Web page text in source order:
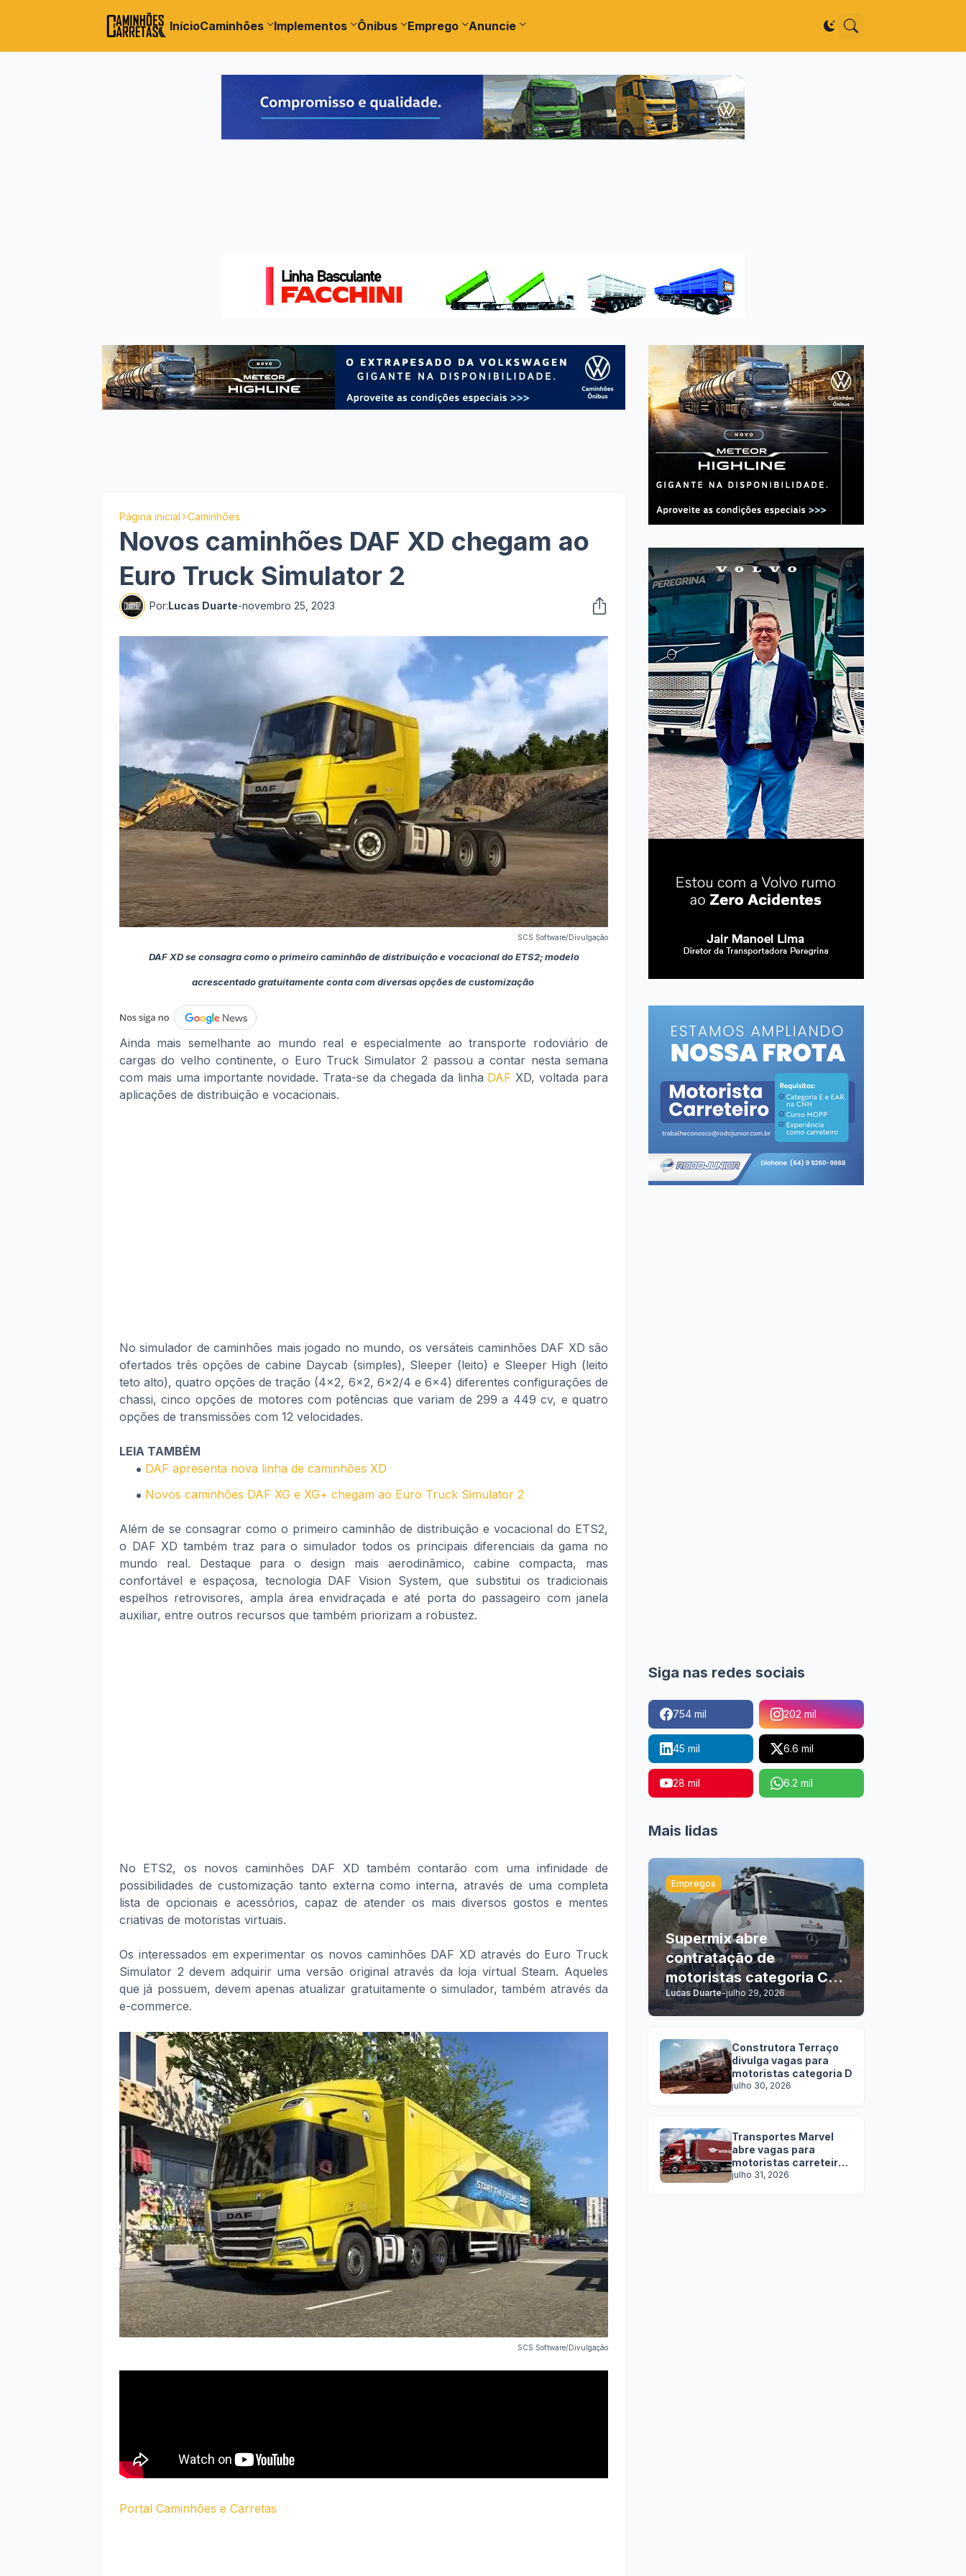
InícioCaminhões Implementos Ônibus Emprego Anuncie
Página inicial Caminhões
Novos caminhões DAF XD chegam ao
Euro Truck Simulator 2
Por:Lucas Duarte-novembro 25, 2023
SCS Software/Divulgação
DAF XD se consagra como o primeiro caminhão de distribuição e vocacional do ETS2; modelo
acrescentado gratuitamente conta com diversas opções de customização
Ainda mais semelhante ao mundo real e especialmente ao transporte rodoviário de
cargas do velho continente, o Euro Truck Simulator 2 passou a contar nesta semana
com mais uma importante novidade. Trata-se da chegada da linha DAF XD, voltada para
aplicações de distribuição e vocacionais.
No simulador de caminhões mais jogado no mundo, os versáteis caminhões DAF XD são
ofertados três opções de cabine Daycab (simples), Sleeper (leito) e Sleeper High (leito
teto alto), quatro opções de tração (4x2, 6x2, 6x2/4 e 6x4) diferentes configurações de
chassi, cinco opções de motores com potências que variam de 299 a 449 cv, e quatro
opções de transmissões com 12 velocidades.
LEIA TAMBÉM
DAF apresenta nova linha de caminhões XD
Novos caminhões DAF XG e XG+ chegam ao Euro Truck Simulator 2
Além de se consagrar como o primeiro caminhão de distribuição e vocacional do ETS2,
o DAF XD também traz para o simulador todos os principais diferenciais da gama no
mundo real. Destaque para o design mais aerodinâmico, cabine compacta, mas
confortável e espaçosa, tecnologia DAF Vision System, que substitui os tradicionais
espelhos retrovisores, ampla área envidraçada e até porta do passageiro com janela
auxiliar, entre outros recursos que também priorizam a robustez.
No ETS2, os novos caminhões DAF XD também contarão com uma infinidade de
possibilidades de customização tanto externa como interna, através de uma completa
lista de opcionais e acessórios, capaz de atender os mais diversos gostos e mentes
criativas de motoristas virtuais.
Os interessados em experimentar os novos caminhões DAF XD através do Euro Truck
Simulator 2 devem adquirir uma versão original através da loja virtual Steam. Aqueles
que já possuem, devem apenas atualizar gratuitamente o simulador, também através da
e-commerce.
SCS Software/Divulgação
Portal Caminhões e Carretas
Siga nas redes sociais
754 mil 202 mil
45 mil 6.6 mil
28 mil 6.2 mil
Mais lidas
Empregos
Supermix abre
contratação de
motoristas categoria C, D
e E
Lucas Duarte-julho 29, 2026
Construtora Terraço
divulga vagas para
motoristas categoria D
julho 30, 2026
Transportes Marvel
abre vagas para
motoristas carreteiros
SEM EXPERIÊNCIA
julho 31, 2026